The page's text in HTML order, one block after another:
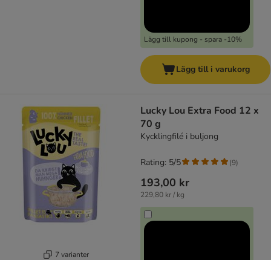
Lägg till kupong - spara -10%
Lägg till i varukorg
7 varianter
Lucky Lou Extra Food 12 x
70 g
Kycklingfilé i buljong
193,00 kr
229,80 kr / kg
Rating: 5/5 (9)